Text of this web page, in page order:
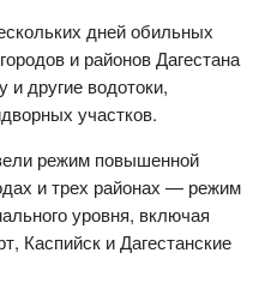
дней обильных
и районов Дагестана
другие водотоки,
участков.
режим повышенной
и трех районах — режим
уровня, включая
Каспийск и Дагестанские